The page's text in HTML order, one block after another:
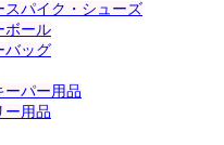
スパイク・シューズ
ボール
バッグ
ーパー用品
ー用品